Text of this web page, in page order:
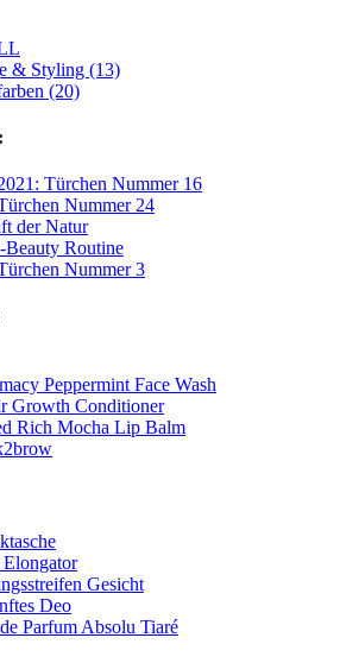
& Styling (13)
(20)
Türchen Nummer 16
Nummer 24
der Natur
Routine
Nummer 3
Peppermint Face Wash
Growth Conditioner
Rich Mocha Lip Balm
Gesicht
Deo
Parfum Absolu Tiaré